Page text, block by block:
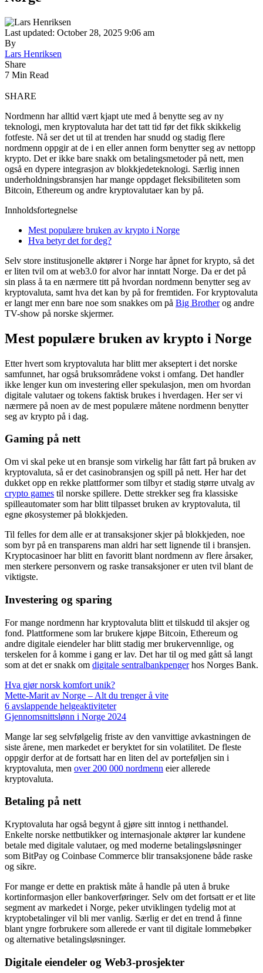
Last updated: October 28, 2025 9:06 am
By
Lars Henriksen
Share
7 Min Read
SHARE
Nordmenn har alltid vært kjapt ute med å benytte seg av ny
teknologi, men kryptovaluta har det tatt tid før det fikk skikkelig
fotfeste. Nå ser det ut til at trenden har snudd og stadig flere
nordmenn oppgir at de i en eller annen form benytter seg av nettopp
krypto. Det er ikke bare snakk om betalingsmetoder på nett, men
også en dypere integrasjon av blokkjedeteknologi. Særlig innen
underholdningsbransjen har mange oppdaget fleksibiliteten som
Bitcoin, Ethereum og andre kryptovalutaer kan by på.
Innholdsfortegnelse
Mest populære bruken av krypto i Norge
Hva betyr det for deg?
Selv store institusjonelle aktører i Norge har åpnet for krypto, så det
er liten tvil om at web3.0 for alvor har inntatt Norge. Da er det på
sin plass å ta en nærmere titt på hvordan nordmenn benytter seg av
kryptovaluta, samt hva det kan by på for fremtiden. For kryptovaluta
er langt mer enn bare noe som snakkes om på Big Brotherog andre
TV-show på norske skjermer.
Mest populære bruken av krypto i Norge
Etter hvert som kryptovaluta har blitt mer akseptert i det norske
samfunnet, har også bruksområdene vokst i omfang. Det handler
ikke lenger kun om investering eller spekulasjon, men om hvordan
digitale valutaer og tokens faktisk brukes i hverdagen. Her ser vi
nærmere på noen av de mest populære måtene nordmenn benytter
seg av krypto på i dag.
Gaming på nett
Om vi skal peke ut en bransje som virkelig har fått fart på bruken av
kryptovaluta, så er det casinobransjen og spill på nett. Her har det
dukket opp en rekke plattformer som tilbyr et stadig større utvalg av
crypto games til norske spillere. Dette strekker seg fra klassiske
spilleautomater som har blitt tilpasset bruken av kryptovaluta, til
egne økosystemer på blokkjeden.
Til felles for dem alle er at transaksjoner skjer på blokkjeden, noe
som byr på en transparens man aldri har sett lignende til i bransjen.
Kryptocasinoer har blitt en favoritt blant nordmenn av flere årsaker,
men sterkere personvern og raske transaksjoner er uten tvil blant de
viktigste.
Investering og sparing
For mange nordmenn har kryptovaluta blitt et tilskudd til aksjer og
fond. Plattformene som lar brukere kjøpe Bitcoin, Ethereum og
andre digitale eiendeler har blitt stadig mer brukervennlige, og
terskelen for å komme i gang er lav. Det har til og med gått så langt
som at det er snakk om digitale sentralbankpengerhos Norges Bank.
Hva gjør norsk komfort unik?
Mette-Marit av Norge – Alt du trenger å vite
6 avslappende helgeaktiviteter
Gjennomsnittslønn i Norge 2024
Mange lar seg selvfølgelig friste av den vanvittige avkastningen de
siste årene, men markedet er beryktet for sin volatilitet. De fleste
oppgir derfor at de fortsatt har en liten del av porteføljen sin i
kryptovaluta, men over 200 000 nordmenn eier allerede
kryptovaluta.
Betaling på nett
Kryptovaluta har også begynt å gjøre sitt inntog i netthandel.
Enkelte norske nettbutikker og internasjonale aktører lar kundene
betale med digitale valutaer, og med moderne betalingsløsninger
som BitPay og Coinbase Commerce blir transaksjonene både raske
og sikre.
For mange er dette en praktisk måte å handle på uten å bruke
kortinformasjon eller bankoverføringer. Selv om det fortsatt er et lite
segment av markedet i Norge, peker utviklingen tydelig mot at
kryptobetalinger vil bli mer vanlig. Særlig er det en trend å finne
blant yngre forbrukere som allerede er vant til digitale lommebøker
og alternative betalingsløsninger.
Digitale eiendeler og Web3-prosjekter